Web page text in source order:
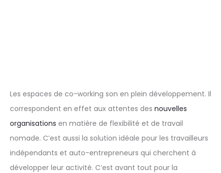
Les espaces de co-working son en plein développement. Il
correspondent en effet aux attentes des nouvelles
organisations en matière de flexibilité et de travail
nomade. C’est aussi la solution idéale pour les travailleurs
indépendants et auto-entrepreneurs qui cherchent à
développer leur activité. C’est avant tout pour la